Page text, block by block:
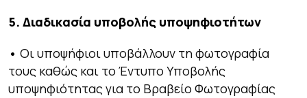
5. Διαδικασία υποβολής υποψηφιοτήτων
• Οι υποψήφιοι υποβάλλουν τη φωτογραφία
τους καθώς και το Έντυπο Υποβολής
υποψηφιότητας για το Βραβείο Φωτογραφίας